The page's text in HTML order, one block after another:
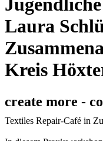
Laura
Kreis
create more -
Textiles Repair-Café in